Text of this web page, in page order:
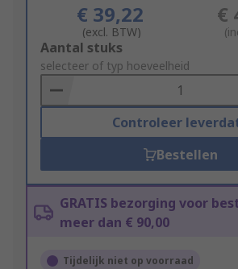
€ 39,22
(excl. BTW)
€
Add
to
Basket
Aantal stuks
selecteer of typ hoeveelheid
Controleer
Bestellen
GRATIS bezorging voor
meer dan € 90,00
Tijdelijk niet op voorraad